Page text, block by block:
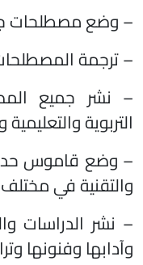
– وضع مصطلحات
– ترجمة
– نشر جميع
التربوية والتعليمية
– وضع قاموس
والتقنية في
– نشر الدراسات
وآدابها وفنونها